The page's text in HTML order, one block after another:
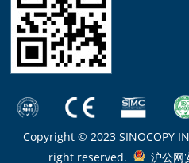
Copyright © 2023 SINOCOPY
right reserved.
沪公网